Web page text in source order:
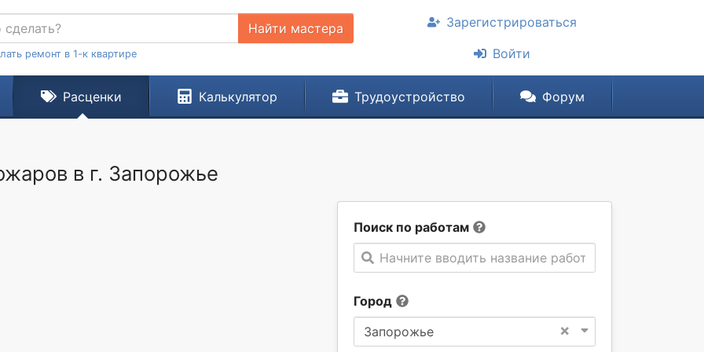
Найти мастера
ремонт в 1-к квартире
Зарегистрироваться
Войти
Расценки Калькулятор Трудоустройство Форум
в г. Запорожье
Поиск по работам
Начните вводить название работы
Город
×
Запорожье